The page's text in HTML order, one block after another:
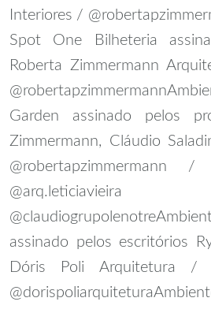
Interiores /
Spot One Bilheteria
Roberta Zimmermann
@robertapzimmermann
Garden assinado pelos
Zimmermann, Cláudio
@robertapzimmermann
@claudiogrupolenotre
assinado pelos escritórios
Dóris Poli Arquitetura /
@dorispoliarquitetura